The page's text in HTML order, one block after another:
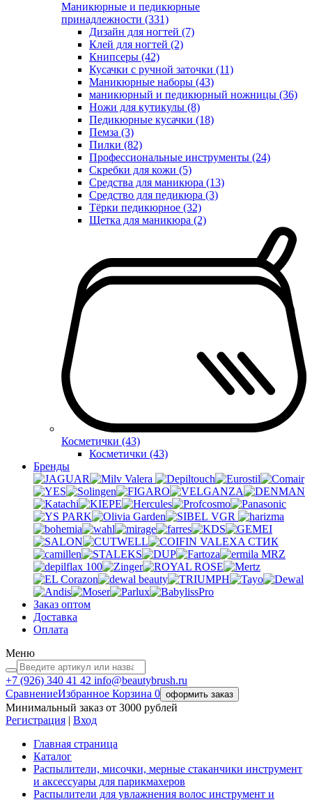
Маникюрные и педикюрные
принадлежности (331)
Дизайн для ногтей (7)
Клей для ногтей (2)
Книпсеры (42)
Кусачки с ручной заточки (11)
Маникюрные наборы (43)
маникюрный и педикюрный ножницы (36)
Ножи для кутикулы (8)
Педикюрные кусачки (18)
Пемза (3)
Пилки (82)
Профессиональные инструменты (24)
Скребки для кожи (5)
Средства для маникюра (13)
Средство для педикюра (3)
Тёрки педикюрное (32)
Щетка для маникюра (2)
Косметички (43)
Косметички (43)
Бренды
Valera
VGR
VALEXA СТИК
MRZ
Заказ оптом
Доставка
Оплата
Меню
+7 (926) 340 41 42 info@beautybrush.ru
СравнениеИзбранное Корзина 0 оформить заказ
Минимальный заказ от 3000 рублей
Регистрация | Вход
Главная страница
Каталог
Распылители, мисочки, мерные стаканчики инструмент
и аксессуары для парикмахеров
Распылители для увлажнения волос инструмент и